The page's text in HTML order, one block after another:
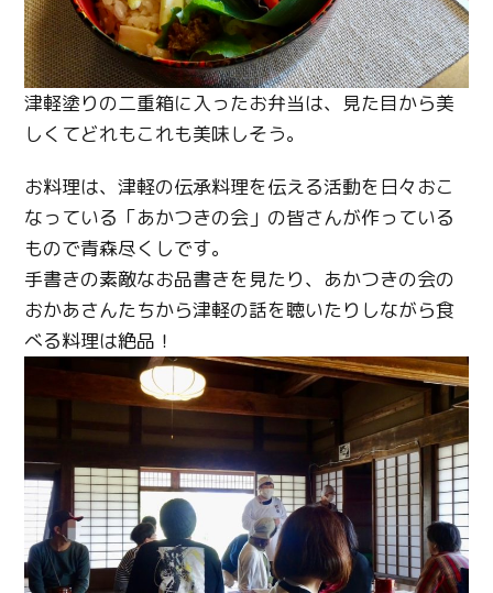
津軽塗りの二重箱に入ったお弁当は、見た目から美
しくてどれもこれも美味しそう。
お料理は、津軽の伝承料理を伝える活動を日々おこ
なっている「あかつきの会」の皆さんが作っている
もので青森尽くしです。
手書きの素敵なお品書きを見たり、あかつきの会の
おかあさんたちから津軽の話を聴いたりしながら食
べる料理は絶品！
Twitter
Facebook
Copy URL